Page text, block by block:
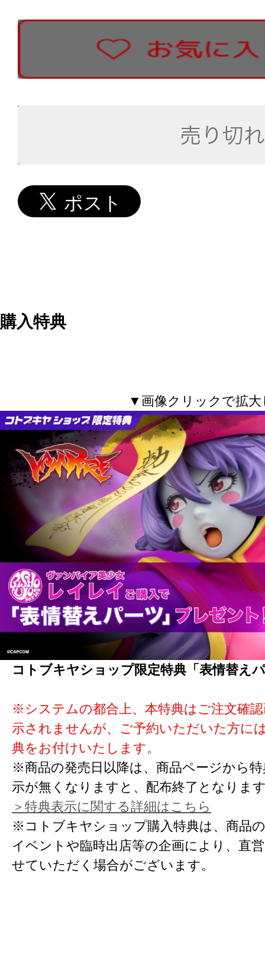
購入特典
▼画像クリックで拡
コトブキヤショップ限定特典「表情替え
※システムの都合上、本特典はご注文確
示されませんが、ご予約いただいた方に
典をお付けいたします。
※商品の発売日以降は、商品ページから
示が無くなりますと、配布終了となりま
＞特典表示に関する詳細はこちら
※コトブキヤショップ購入特典は、商品
イベントや臨時出店等の企画により、直
せていただく場合がございます。